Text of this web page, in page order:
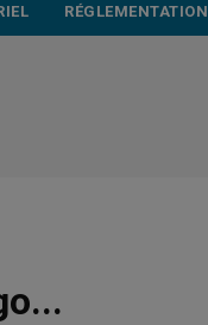
RÉGLEMENTATION